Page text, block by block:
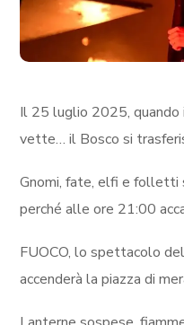
Il 25 luglio 2025,
vette… il Bosco si
Gnomi, fate, elfi e folletti
perché alle ore 21:00
FUOCO, lo spettacolo
accenderà la piazza di